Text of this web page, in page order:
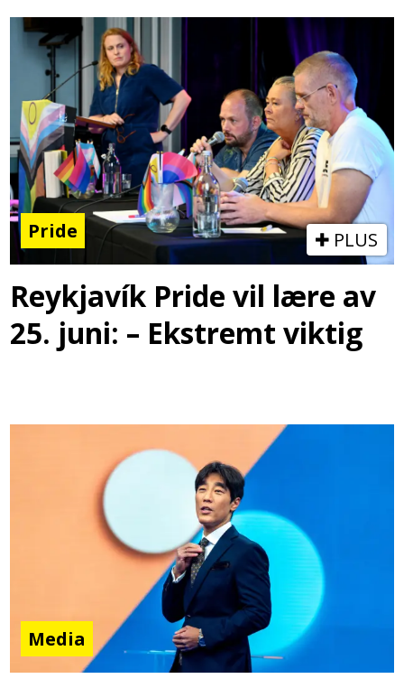
Pride PLUS
Reykjavík Pride vil lære av
25. juni: – Ekstremt viktig
Media